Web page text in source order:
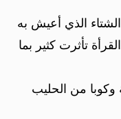
الشتاء الذي أعيش به
تأثرت كثير بما
وكوبا من الحليب